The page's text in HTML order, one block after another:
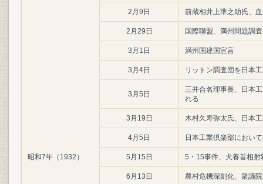
昭和7年（1932）
2月9日 前蔵相井上準之助氏、
2月29日 国際聯盟、満州問題調
3月1日 満州国建国宣言
3月4日 リットン調査団を日本
3月5日
三井合名理事長、日本
れる
3月19日 木村久寿弥太氏、日本
4月5日 日本工業倶楽部におい
5月15日 5・15事件、犬養首相
6月13日 農村危機深刻化、衆議